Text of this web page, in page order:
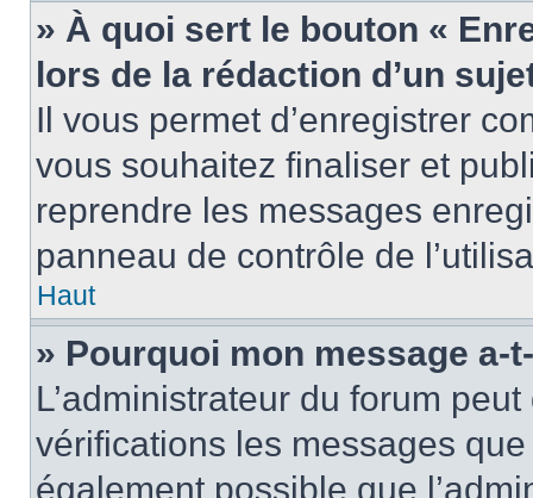
» À quoi sert le bouton «
lors de la rédaction d’un
Il vous permet d’enregistrer
vous souhaitez finaliser et
reprendre les messages
panneau de contrôle de
Haut
» Pourquoi mon message a-
L’administrateur du forum
vérifications les messages
également possible que